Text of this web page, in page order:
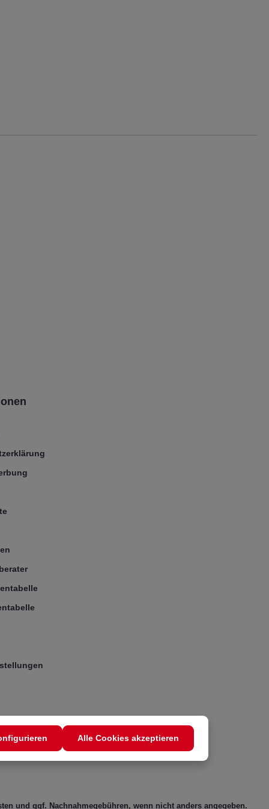
und ggf. Nachnahmegebühren, wenn nicht anders angegeben.
Alle Cookies akzeptieren